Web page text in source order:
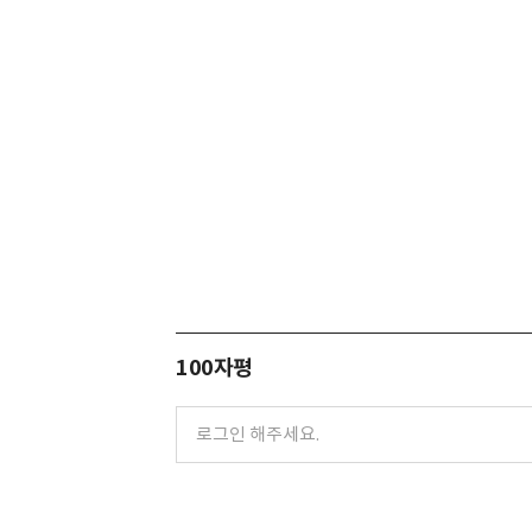
100자평